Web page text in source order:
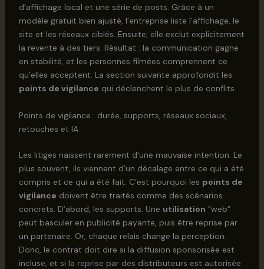
d’affichage local et une série de posts. Grâce à un
modèle gratuit bien ajusté, l’entreprise liste l’affichage, le
site et les réseaux ciblés. Ensuite, elle exclut explicitement
la revente à des tiers. Résultat : la communication gagne
en stabilité, et les personnes filmées comprennent ce
qu’elles acceptent. La section suivante approfondit les
points de vigilance qui déclenchent le plus de conflits.
Points de vigilance : durée, supports, réseaux sociaux,
retouches et IA
Les litiges naissent rarement d’une mauvaise intention. Le
plus souvent, ils viennent d’un décalage entre ce qui a été
compris et ce qui a été fait. C’est pourquoi les points de
vigilance doivent être traités comme des scénarios
concrets. D’abord, les supports. Une utilisation “web”
peut basculer en publicité payante, puis être reprise par
un partenaire. Or, chaque relais change la perception.
Donc, le contrat doit dire si la diffusion sponsorisée est
incluse, et si la reprise par des distributeurs est autorisée.